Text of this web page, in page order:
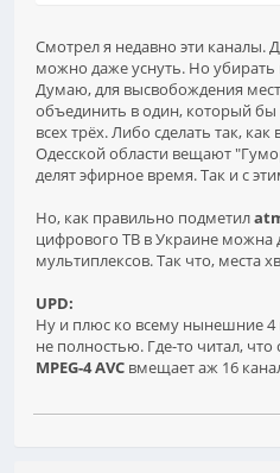
Смотрел я недавно эти каналы.
можно даже уснуть. Но убирать
Думаю, для высвобождения
объединить в один, который
всех трёх. Либо сделать так,
Одесской области вещают
делят эфирное время. Так и с
Но, как правильно подметил
цифрового ТВ в Украине можна
мультиплексов. Так что, места
UPD:
Ну и плюс ко всему нынешние 4
не полностью. Где-то читал, что
MPEG-4 AVC вмещает аж 16